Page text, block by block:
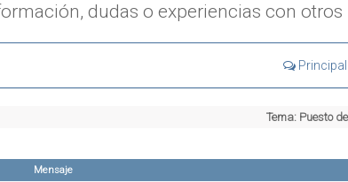
dudas o experiencias con otros
Principal
Tema: Puesto
Mensaje